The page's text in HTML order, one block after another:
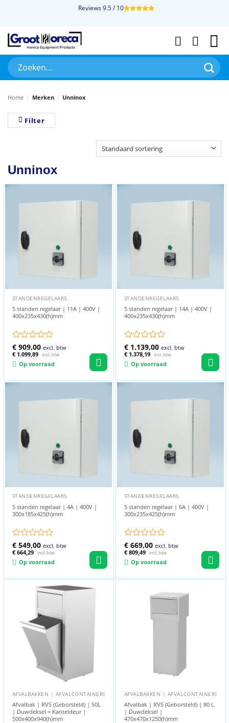
inhoud
Reviews 9.5 / 10
Zoeken
naar:
Home / Merken / Unninox
Filter
Unninox
STANDENREGELAARS
5 standen regelaar | 11A | 400V |
400x235x430(h)mm
Gewaardeerd
0
uit
€909,00 excl. btw
€1.099,89 incl. btw
Op voorraad
STANDENREGELAARS
5 standen regelaar | 14A | 400V |
400x235x430(h)mm
Gewaardeerd
0
uit
€1.139,00 excl. btw
€1.378,19 incl. btw
Op voorraad
STANDENREGELAARS
5 standen regelaar | 4A | 400V |
300x185x425(h)mm
Gewaardeerd
0
uit
€549,00 excl. btw
€664,29 incl. btw
Op voorraad
STANDENREGELAARS
5 standen regelaar | 6A | 400V |
300x235x425(h)mm
Gewaardeerd
0
uit
€669,00 excl. btw
€809,49 incl. btw
Op voorraad
AFVALBAKKEN | AFVALCONTAINERS
Afvalbak | RVS (Geborsteld) | 50L
| Duwdeksel + Kanteldeur |
500x400x940(h)mm
AFVALBAKKEN | AFVALCONTAINERS
Afvalbak | RVS (Geborsteld) | 80 L
| Duwdeksel |
470x470x1250(h)mm